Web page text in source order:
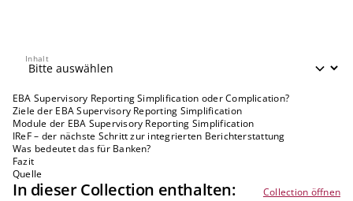
Inhalt
Inhalt
EBA Supervisory Reporting Simplification oder Complication?
Ziele der EBA Supervisory Reporting Simplification
Module der EBA Supervisory Reporting Simplification
IReF – der nächste Schritt zur integrierten Berichterstattung
Was bedeutet das für Banken?
Fazit
Quelle
In dieser Collection enthalten:
Collection öffnen